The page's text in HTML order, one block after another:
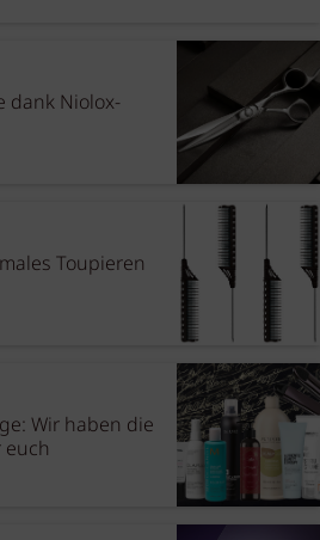
dank Niolox-
Toupieren
Wir haben die